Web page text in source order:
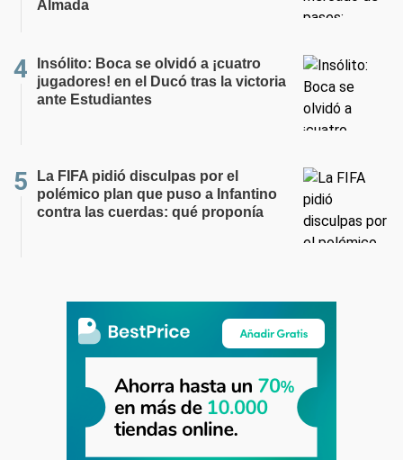
Almada
Insólito: Boca se olvidó a ¡cuatro
jugadores! en el Ducó tras la victoria
ante Estudiantes
La FIFA pidió disculpas por el
polémico plan que puso a Infantino
contra las cuerdas: qué proponía